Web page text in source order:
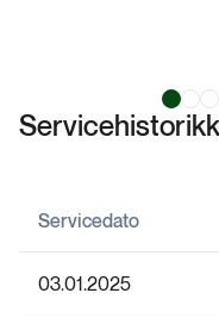
Servicedato
03.01.2025